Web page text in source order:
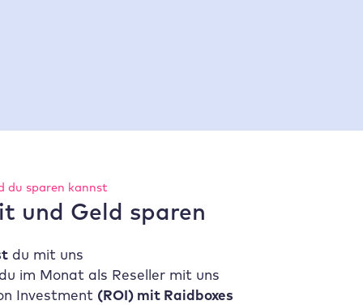
du sparen kannst
und Geld sparen
du mit uns
im Monat als Reseller mit uns
Investment (ROI) mit Raidboxes